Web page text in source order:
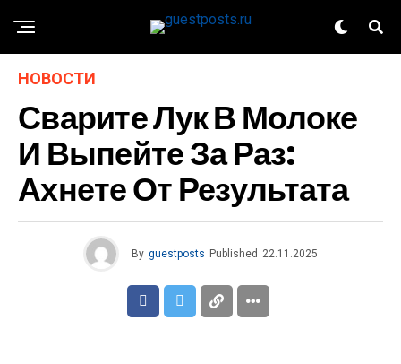
НОВОСТИ
Сварите Лук В Молоке
И Выпейте За Раз:
Ахнете От Результата
By guestposts Published 22.11.2025